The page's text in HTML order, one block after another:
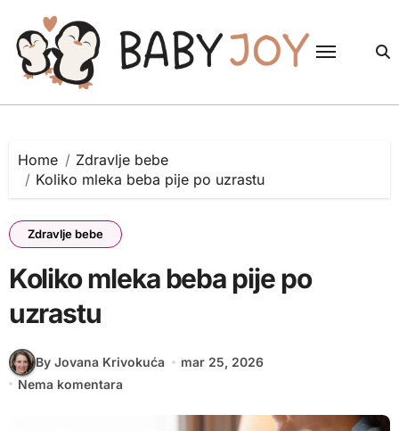
content
Home
Zdravlje bebe
Koliko mleka beba pije po uzrastu
Zdravlje bebe
Koliko mleka beba pije po
uzrastu
By Jovana Krivokuća
mar 25, 2026
Nema komentara